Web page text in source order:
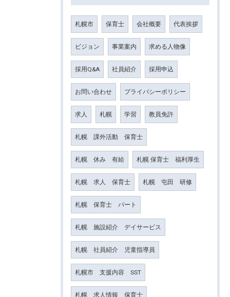
札幌市 保育士 会社概要 代表挨拶
ビジョン 事業案内 求める人物像
採用Q&A 社員紹介 採用申込
お問い合わせ プライバシーポリシー
求人 札幌 学習 教員免許
札幌 課外活動 保育士
札幌 休み 有給 札幌 保育士 福利厚生
札幌 求人 保育士 札幌 屯田 研修
札幌 保育士 パート
札幌 施設紹介 デイサービス
札幌 社員紹介 児童指導員
札幌市 支援内容 SST
札幌 求人情報 保育士